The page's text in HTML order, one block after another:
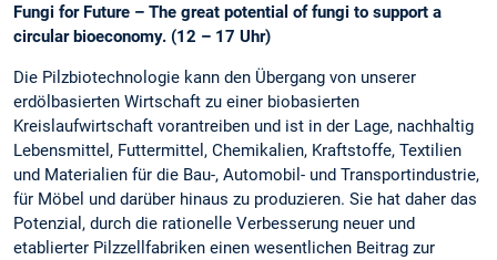
Fungi for Future – The great potential of fungi to support a
circular bioeconomy. (12 – 17 Uhr)
Die Pilzbiotechnologie kann den Übergang von unserer
erdölbasierten Wirtschaft zu einer biobasierten
Kreislaufwirtschaft vorantreiben und ist in der Lage, nachhaltig
Lebensmittel, Futtermittel, Chemikalien, Kraftstoffe, Textilien
und Materialien für die Bau-, Automobil- und Transportindustrie,
für Möbel und darüber hinaus zu produzieren. Sie hat daher das
Potenzial, durch die rationelle Verbesserung neuer und
etablierter Pilzzellfabriken einen wesentlichen Beitrag zur